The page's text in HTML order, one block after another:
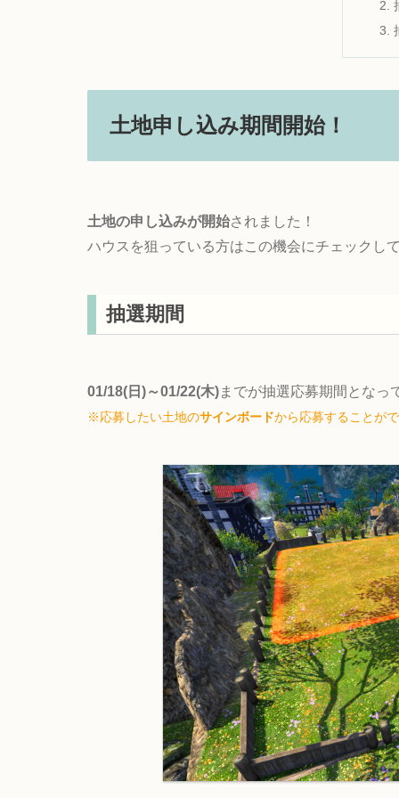
土地申し込み期間開始！
土地の申し込みが開始されました！
ハウスを狙っている方はこの機会にチェックし
抽選期間
01/18(日)～01/22(木)までが抽選応募期間となっ
※応募したい土地のサインボードから応募することが